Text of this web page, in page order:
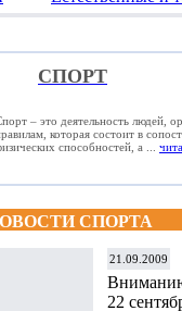
СПОРТ
– это деятельность людей,
которая состоит в
способностей, а ...
СПОРТА
21.09.2009
22